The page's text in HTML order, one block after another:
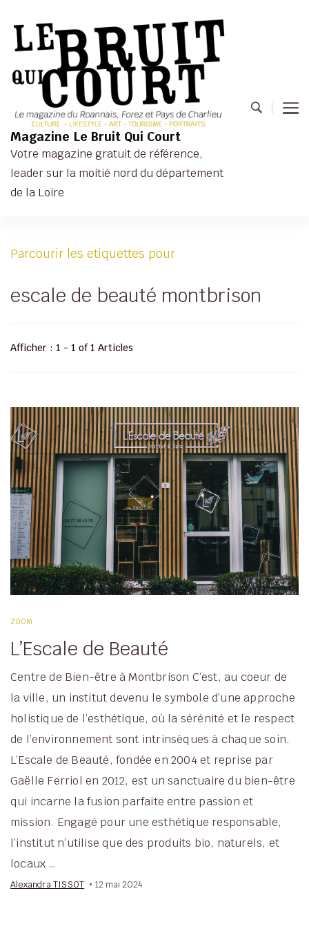
Magazine Le Bruit Qui Court
Votre magazine gratuit de référence,
leader sur la moitié nord du département
de la Loire
Parcourir les etiquettes pour
escale de beauté montbrison
Afficher : 1 - 1 of 1 Articles
ZOOM
L’Escale de Beauté
Centre de Bien-être à Montbrison C’est, au coeur de
la ville, un institut devenu le symbole d’une approche
holistique de l’esthétique, où la sérénité et le respect
de l’environnement sont intrinsèques à chaque soin.
L’Escale de Beauté, fondée en 2004 et reprise par
Gaëlle Ferriol en 2012, est un sanctuaire du bien-être
qui incarne la fusion parfaite entre passion et
mission. Engagé pour une esthétique responsable,
l’institut n’utilise que des produits bio, naturels, et
locaux …
Alexandra TISSOT 12 mai 2024